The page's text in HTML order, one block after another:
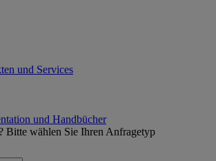
und Services
und Handbücher
Bitte wählen Sie Ihren Anfragetyp